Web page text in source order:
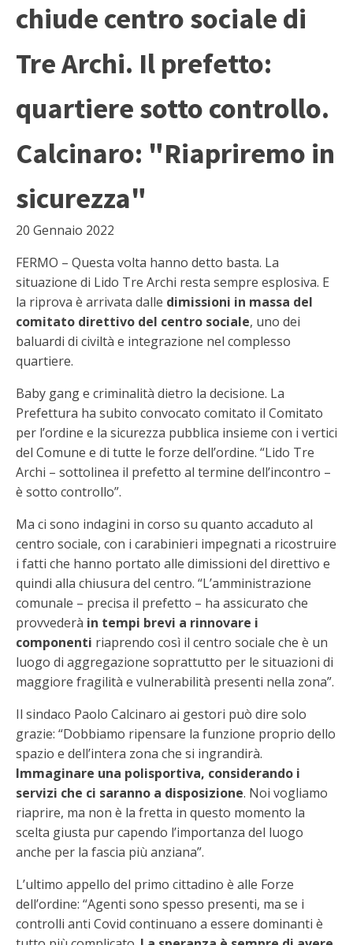
chiude centro sociale di
Tre Archi. Il prefetto:
quartiere sotto controllo.
Calcinaro: "Riapriremo in
sicurezza"
20 Gennaio 2022
FERMO – Questa volta hanno detto basta. La
situazione di Lido Tre Archi resta sempre esplosiva. E
la riprova è arrivata dalle dimissioni in massa del
comitato direttivo del centro sociale, uno dei
baluardi di civiltà e integrazione nel complesso
quartiere.
Baby gang e criminalità dietro la decisione. La
Prefettura ha subito convocato comitato il Comitato
per l’ordine e la sicurezza pubblica insieme con i vertici
del Comune e di tutte le forze dell’ordine. “Lido Tre
Archi – sottolinea il prefetto al termine dell’incontro –
è sotto controllo”.
Ma ci sono indagini in corso su quanto accaduto al
centro sociale, con i carabinieri impegnati a ricostruire
i fatti che hanno portato alle dimissioni del direttivo e
quindi alla chiusura del centro. “L’amministrazione
comunale – precisa il prefetto – ha assicurato che
provvederà in tempi brevi a rinnovare i
componenti riaprendo così il centro sociale che è un
luogo di aggregazione soprattutto per le situazioni di
maggiore fragilità e vulnerabilità presenti nella zona”.
Il sindaco Paolo Calcinaro ai gestori può dire solo
grazie: “Dobbiamo ripensare la funzione proprio dello
spazio e dell’intera zona che si ingrandirà.
Immaginare una polisportiva, considerando i
servizi che ci saranno a disposizione. Noi vogliamo
riaprire, ma non è la fretta in questo momento la
scelta giusta pur capendo l’importanza del luogo
anche per la fascia più anziana”.
L’ultimo appello del primo cittadino è alle Forze
dell’ordine: “Agenti sono spesso presenti, ma se i
controlli anti Covid continuano a essere dominanti è